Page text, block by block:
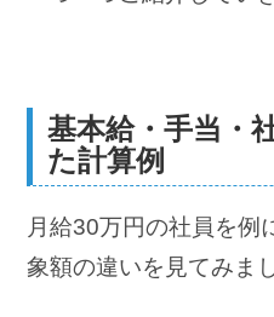
基本給・手当・
た計算例
月給30万円の社員を例
象額の違いを見てみま